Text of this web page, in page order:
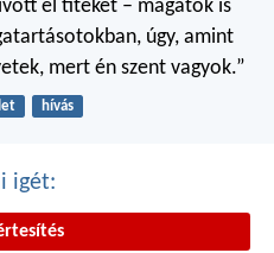
el titeket – magatok is
úgy, amint
mert én szent vagyok.”
hívás
igét: